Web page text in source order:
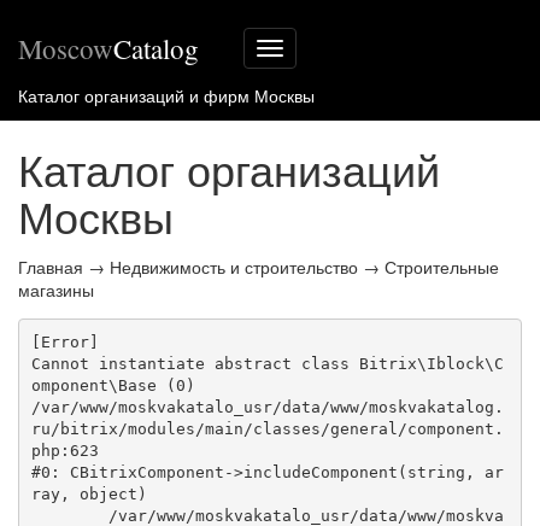
Меню
сайта
MoscowCatalog
Каталог организаций и фирм Москвы
Каталог организаций
Москвы
Главная → Недвижимость и строительство → Строительные
магазины
[Error]
Cannot instantiate abstract class Bitrix\Iblock\C
omponent\Base (0)
/var/www/moskvakatalo_usr/data/www/moskvakatalog.
ru/bitrix/modules/main/classes/general/component.
php:623
#0: CBitrixComponent->includeComponent(string, ar
ray, object)